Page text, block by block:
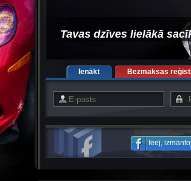
Tavas dzīves lielākā
Ienākt Bezmaksas
Ieej,